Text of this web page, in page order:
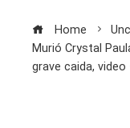
Home
Murió Crystal
grave caida,